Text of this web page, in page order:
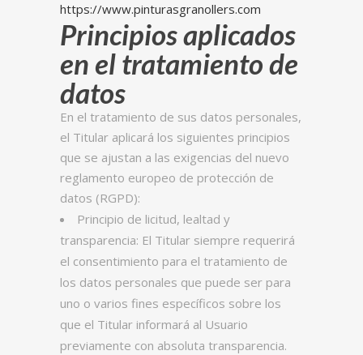
https://www.pinturasgranollers.com
Principios aplicados
en el tratamiento de
datos
En el tratamiento de sus datos personales,
el Titular aplicará los siguientes principios
que se ajustan a las exigencias del nuevo
reglamento europeo de protección de
datos (RGPD):
Principio de licitud, lealtad y
transparencia: El Titular siempre requerirá
el consentimiento para el tratamiento de
los datos personales que puede ser para
uno o varios fines específicos sobre los
que el Titular informará al Usuario
previamente con absoluta transparencia.